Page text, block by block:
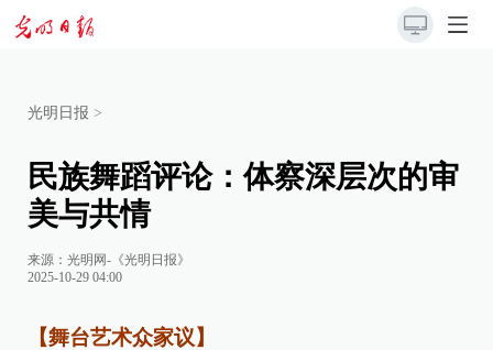
光明日报 >
民族舞蹈评论：体察深层次的审
美与共情
来源： 光明网-《光明日报》
2025-10-29 04:00
【舞台艺术众家议】